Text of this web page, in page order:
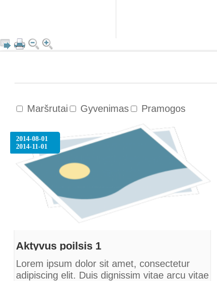
Maršrutai Gyvenimas Pramogos
2014-08-01
2014-11-01
Aktyvus poilsis 1
Lorem ipsum dolor sit amet, consectetur
adipiscing elit. Duis dignissim vitae arcu vitae